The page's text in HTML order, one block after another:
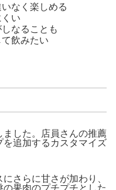
なく楽しめる
い
なることも
飲みたい
した。店員さんの推薦
追加するカスタマイズ
さらに甘さが加わり、
果肉のプチプチとした